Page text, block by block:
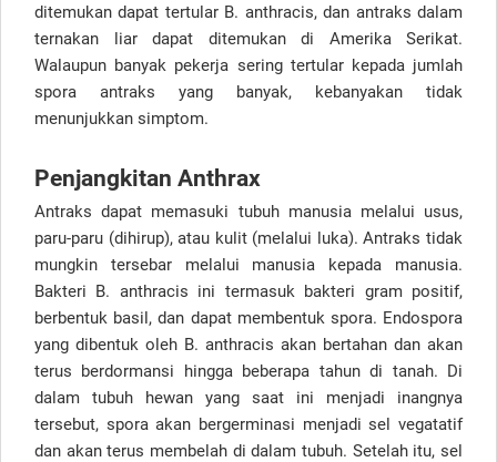
ditemukan dapat tertular B. anthracis, dan antraks dalam
ternakan liar dapat ditemukan di Amerika Serikat.
Walaupun banyak pekerja sering tertular kepada jumlah
spora antraks yang banyak, kebanyakan tidak
menunjukkan simptom.
Penjangkitan Anthrax
Antraks dapat memasuki tubuh manusia melalui usus,
paru-paru (dihirup), atau kulit (melalui luka). Antraks tidak
mungkin tersebar melalui manusia kepada manusia.
Bakteri B. anthracis ini termasuk bakteri gram positif,
berbentuk basil, dan dapat membentuk spora. Endospora
yang dibentuk oleh B. anthracis akan bertahan dan akan
terus berdormansi hingga beberapa tahun di tanah. Di
dalam tubuh hewan yang saat ini menjadi inangnya
tersebut, spora akan bergerminasi menjadi sel vegatatif
dan akan terus membelah di dalam tubuh. Setelah itu, sel